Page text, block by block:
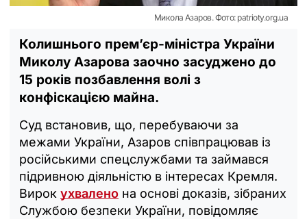
Микола Азаров. Фото: patrioty.org.ua
Колишнього прем’єр-міністра України
Миколу Азарова заочно засуджено до
15 років позбавлення волі з
конфіскацією майна.
Суд встановив, що, перебуваючи за
межами України, Азаров співпрацював із
російськими спецслужбами та займався
підривною діяльністю в інтересах Кремля.
Вирок ухвалено на основі доказів, зібраних
Службою безпеки України, повідомляє